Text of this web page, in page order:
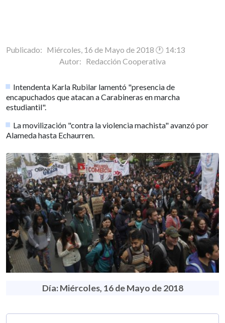
Publicado: Miércoles, 16 de Mayo de 2018 🕐 14:13
Autor: Redacción Cooperativa
Intendenta Karla Rubilar lamentó "presencia de
encapuchados que atacan a Carabineras en marcha
estudiantil".
La movilización "contra la violencia machista" avanzó por
Alameda hasta Echaurren.
Día: Miércoles, 16 de Mayo de 2018